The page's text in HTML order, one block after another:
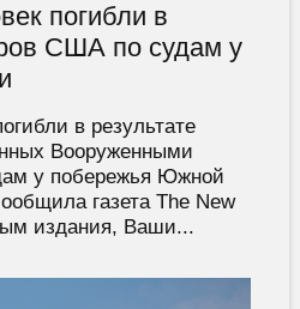
погибли в
США по судам у
в результате
Вооруженными
у побережья Южной
газета The New
издания, Ваши...